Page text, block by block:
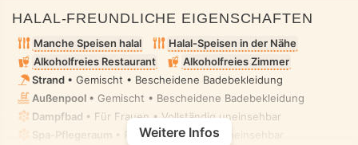
HALAL-FREUNDLICHE EIGENSCHAFTEN
Manche Speisen halal
Halal-Speisen in der Nähe
Alkoholfreies Restaurant
Alkoholfreies Zimmer
Strand • Gemischt • Bescheidene Badebekleidung
Außenpool • Gemischt • Bescheidene Badebekleidung
Dampfbad • Für Frauen • Vollständig uneinsehbar
Spa-Pflegeraum
• Privat • Vollständig uneinsehbar
Weitere Infos